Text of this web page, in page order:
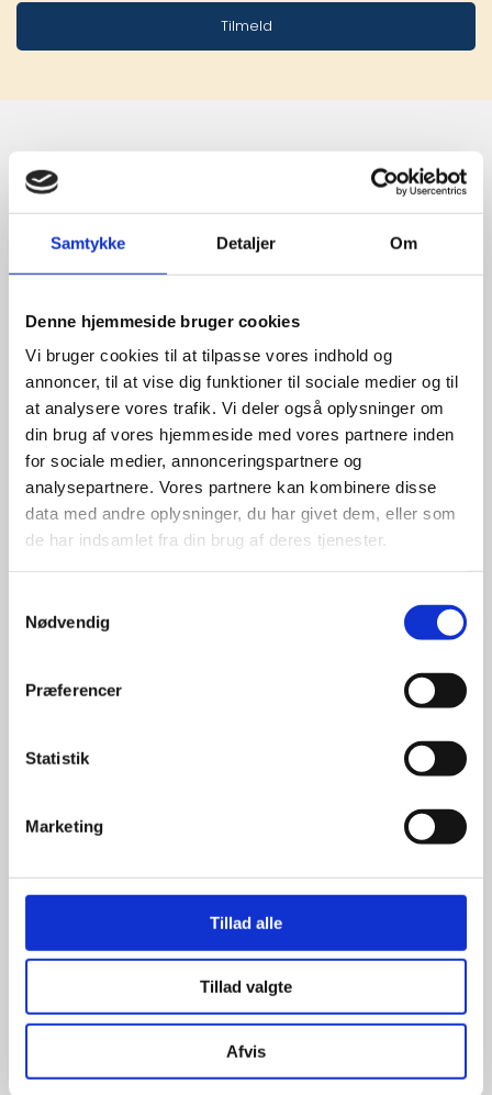
Samtykke Detaljer Om
Denne hjemmeside bruger cookies
Vi bruger cookies til at tilpasse vores indhold og
annoncer, til at vise dig funktioner til sociale medier og til
at analysere vores trafik. Vi deler også oplysninger om
din brug af vores hjemmeside med vores partnere inden
for sociale medier, annonceringspartnere og
analysepartnere. Vores partnere kan kombinere disse
data med andre oplysninger, du har givet dem, eller som
de har indsamlet fra din brug af deres tjenester.
Nødvendig
Præferencer
Statistik
Marketing
Tillad alle
Tillad valgte
Afvis
Tilmeld
Stærke
leverandører
giver større
udvalg
For at sikre høj kvalitet og stor
leveringssikkerhed samarbejder vi
med de største og mest
anerkendte leverandører inden for
promotion.
så finder vi det helt rigtige produkt
til en konkurrence dygtig pris.
Det siger